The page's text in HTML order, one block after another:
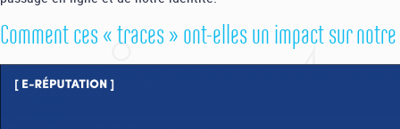
Comment ces « traces » ont-elles un impact sur